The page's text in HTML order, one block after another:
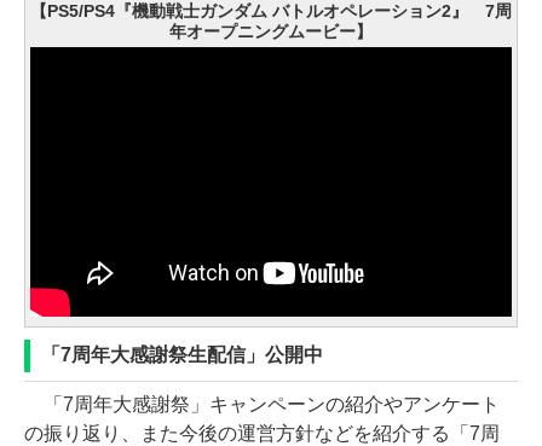
【PS5/PS4『機動戦士ガンダム バトルオペレーション2』 7周
年オープニングムービー】
「7周年大感謝祭生配信」公開中
「7周年大感謝祭」キャンペーンの紹介やアンケート
の振り返り、また今後の運営方針などを紹介する「7周